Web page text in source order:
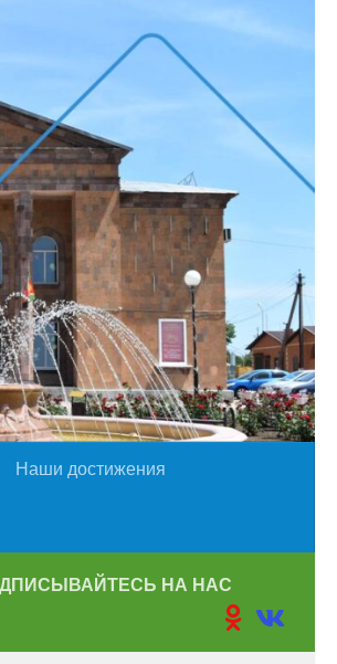
Наши достижения
НА НАС